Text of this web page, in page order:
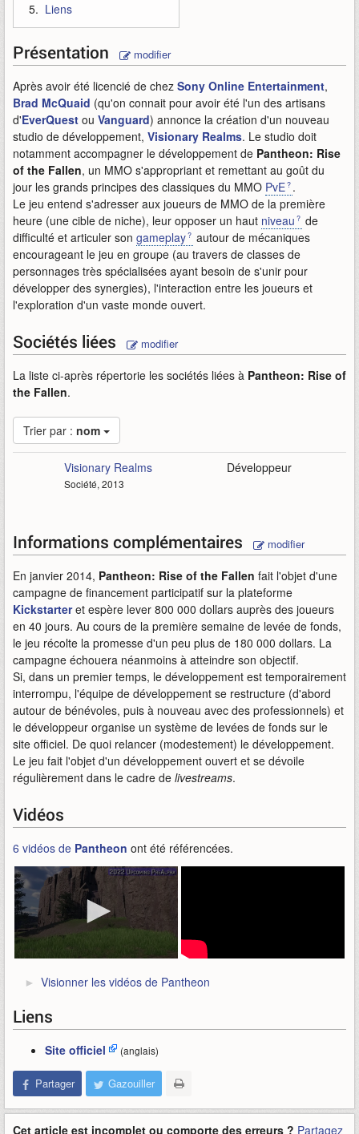
Liens
Présentation modifier
Après avoir été licencié de chez Sony Online Entertainment,
Brad McQuaid (qu'on connait pour avoir été l'un des artisans
d'EverQuest ou Vanguard) annonce la création d'un nouveau
studio de développement, Visionary Realms. Le studio doit
notamment accompagner le développement de Pantheon: Rise
of the Fallen, un MMO s'appropriant et remettant au goût du
jour les grands principes des classiques du MMO PvE .
Le jeu entend s'adresser aux joueurs de MMO de la première
heure (une cible de niche), leur opposer un haut niveau
de
difficulté et articuler son gameplay
autour de mécaniques
encourageant le jeu en groupe (au travers de classes de
personnages très spécialisées ayant besoin de s'unir pour
développer des synergies), l'interaction entre les joueurs et
l'exploration d'un vaste monde ouvert.
Sociétés liées modifier
La liste ci-après répertorie les sociétés liées à Pantheon: Rise of
the Fallen.
Trier par : nom
Visionary Realms
Société, 2013
Développeur
Informations complémentaires modifier
En janvier 2014, Pantheon: Rise of the Fallen fait l'objet d'une
campagne de financement participatif sur la plateforme
Kickstarteret espère lever 800 000 dollars auprès des joueurs
en 40 jours. Au cours de la première semaine de levée de fonds,
le jeu récolte la promesse d'un peu plus de 180 000 dollars. La
campagne échouera néanmoins à atteindre son objectif.
Si, dans un premier temps, le développement est temporairement
interrompu, l'équipe de développement se restructure (d'abord
autour de bénévoles, puis à nouveau avec des professionnels) et
le développeur organise un système de levées de fonds sur le
site officiel. De quoi relancer (modestement) le développement.
Le jeu fait l'objet d'un développement ouvert et se dévoile
régulièrement dans le cadre de livestreams.
Vidéos
6 vidéos de Pantheon ont été référencées.
Visionner les vidéos de Pantheon
Liens
Site officiel (anglais)
Partager Gazouiller
Cet article est incomplet ou comporte des erreurs ? Partagez